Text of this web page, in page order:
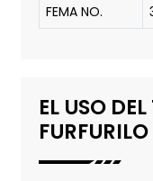
FEMA NO.
EL USO
FURFURILO